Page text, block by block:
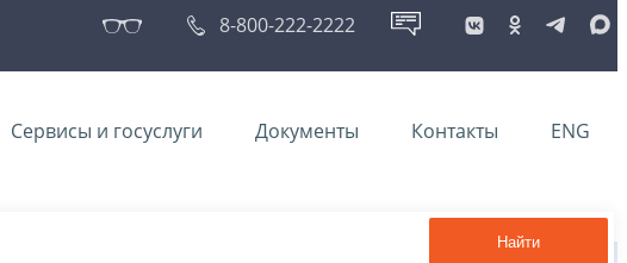
8-800-222-2222
Сервисы и госуслуги Документы Контакты ENG
Найти